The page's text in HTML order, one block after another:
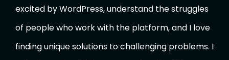
excited by WordPress, understand the struggles
of people who work with the platform, and I love
finding unique solutions to challenging problems. I